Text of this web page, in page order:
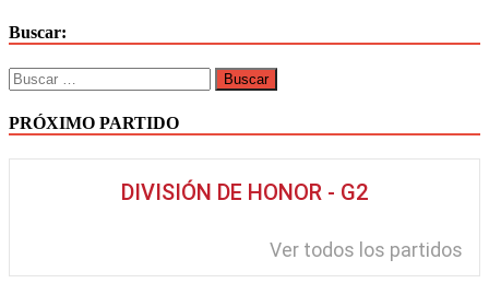
Buscar:
PRÓXIMO PARTIDO
DIVISIÓN DE HONOR - G2
Ver todos los partidos